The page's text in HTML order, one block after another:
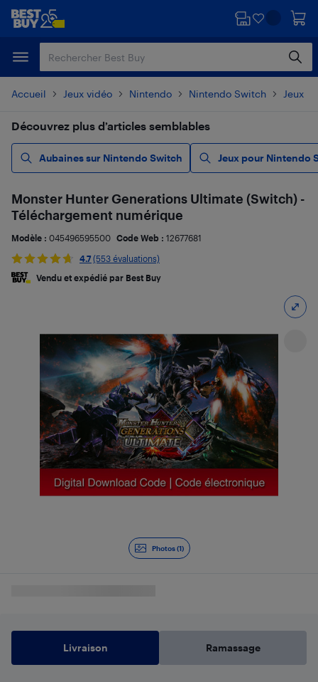
Passer
principal
Passer
Accueil Jeux vidéo Nintendo Nintendo Switch Jeux
Découvrez plus d’articles semblables
Aubaines sur Nintendo Switch Jeux pour Nintendo
Photos (1)
Monster Hunter Generations Ultimate (Switch) -
Téléchargement numérique
Modèle : 045496595500 Code Web : 12677681
4.7 (553 évaluations)
Vendu et expédié par Best Buy
Livraison Ramassage